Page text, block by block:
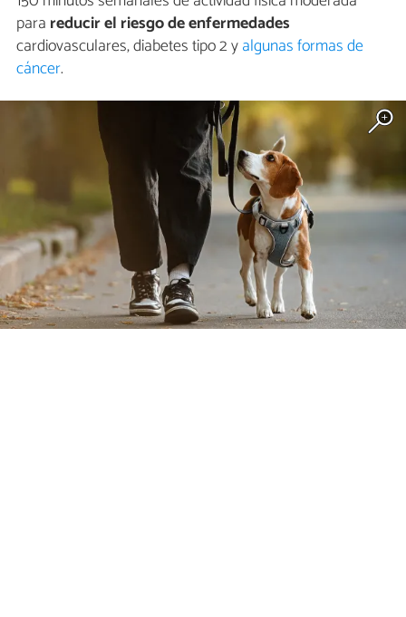
para reducir el riesgo de enfermedades
cardiovasculares, diabetes tipo 2 yalgunas formas de
cáncer.